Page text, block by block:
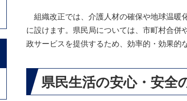
組織改正では、介護人材の確保や地球温暖
に設けます。県民局については、市町村合併
政サービスを提供するため、効率的・効果的
県民生活の安心・安全